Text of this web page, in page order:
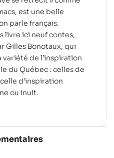
est une belle
parle français.
livre ici neuf contes,
Gilles Bonotaux, qui
de l’inspiration
du Québec : celles de
d’inspiration
ou inuit.